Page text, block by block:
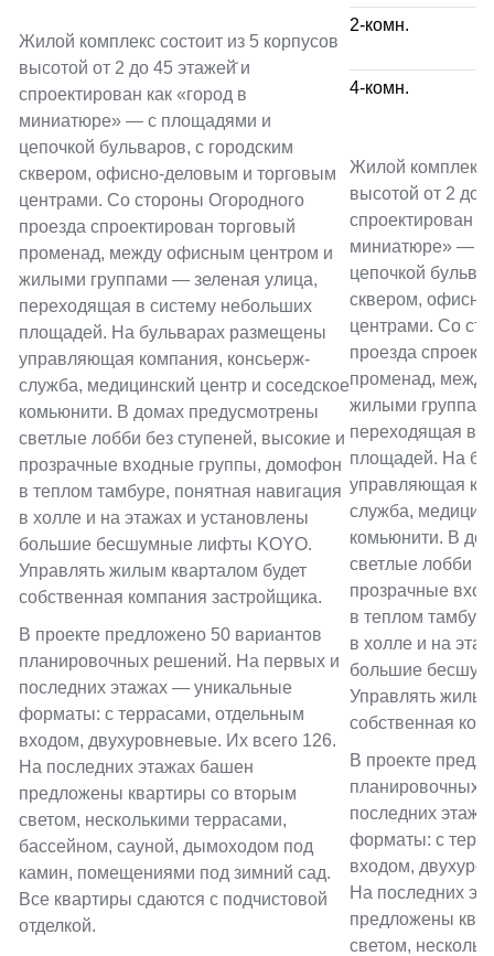
Жилой комплекс состоит из 5 корпусов
высотой от 2 до 45 этажей̆ и
спроектирован как «город в
миниатюре» — с площадями и
цепочкой бульваров, с городским
сквером, офисно-деловым и торговым
центрами. Со стороны Огородного
проезда спроектирован торговый
променад, между офисным центром и
жилыми группами — зеленая улица,
переходящая в систему небольших
площадей. На бульварах размещены
управляющая компания, консьерж-
служба, медицинский центр и соседское
комьюнити. В домах предусмотрены
светлые лобби без ступеней, высокие и
прозрачные входные группы, домофон
в теплом тамбуре, понятная навигация
в холле и на этажах и установлены
большие бесшумные лифты KOYO.
Управлять жилым кварталом будет
собственная компания застройщика.
В проекте предложено 50 вариантов
планировочных решений. На первых и
последних этажах — уникальные
форматы: с террасами, отдельным
входом, двухуровневые. Их всего 126.
На последних этажах башен
предложены квартиры со вторым
светом, несколькими террасами,
бассейном, сауной, дымоходом под
камин, помещениями под зимний сад.
Все квартиры сдаются с подчистовой
отделкой.
2-комн.
4-комн.
Жилой комплекс
высотой от 2 до
спроектирован
миниатюре» — с
цепочкой
сквером,
центрами. Со
проезда
променад,
жилыми
переходящая в
площадей. На
управляющая
служба,
комьюнити. В
светлые лобби
прозрачные
в теплом
в холле и на
большие
Управлять
собственная
В проекте
планировочных
последних
форматы: с
входом,
На последних
предложены
светом,